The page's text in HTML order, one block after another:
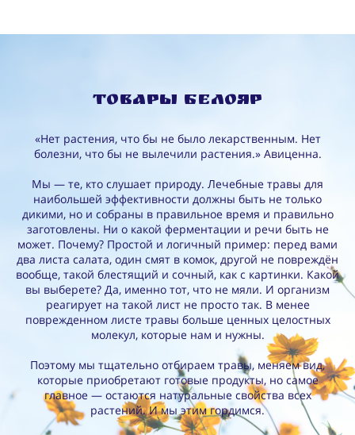
Товары Белояр
«Нет растения, что бы не было лекарственным. Нет
болезни, что бы не вылечили растения.» Авиценна.
Мы — те, кто слушает природу. Лечебные травы для
наибольшей эффективности должны быть не только
дикими, но и собраны в правильное время и правильно
заготовлены. Ни о какой ферментации и речи быть не
может. Почему? Простой и логичный пример: перед вами
два листа салата, один смят в комок, другой не повреждён
вообще, такой блестящий и сочный, как с картинки. Какой
вы выберете? Да, именно тот, что не мяли. И организм
реагирует на такой лист не просто так. В менее
поврежденном листе травы больше ценных целостных
молекул, которые нам и нужны.
Поэтому мы тщательно отбираем травы, меняем вид,
которые приобретают готовые продукты, но самое
главное — остаются натуральные свойства всех
растений. И мы этим гордимся.